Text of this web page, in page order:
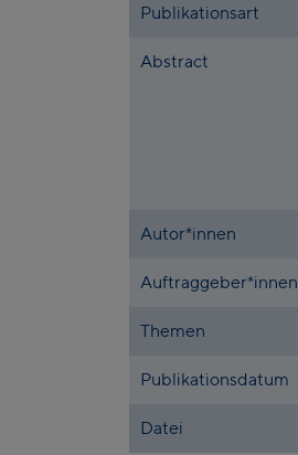
Publikationsart
Abstract
Autor*innen
Auftraggeber*innen
Themen
Publikationsdatum
Datei